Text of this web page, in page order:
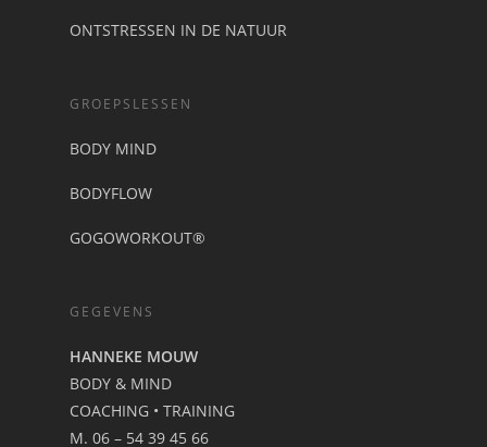
ONTSTRESSEN IN DE NATUUR
GROEPSLESSEN
BODY MIND
BODYFLOW
GOGOWORKOUT®
GEGEVENS
HANNEKE MOUW
BODY & MIND
COACHING • TRAINING
M. 06 – 54 39 45 66